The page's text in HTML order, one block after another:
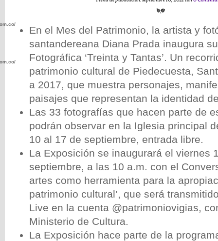
En el Mes del Patrimonio, la artista y
santandereana Diana Prada inaugura
Fotográfica ‘Treinta y Tantas’. Un
patrimonio cultural de Piedecuesta,
a 2017, que muestra personajes,
paisajes que representan la identidad
Las 33 fotografías que hacen parte de
podrán observar en la Iglesia principal
10 al 17 de septiembre, entrada libre.
La Exposición se inaugurará el viernes
septiembre, a las 10 a.m. con el
artes como herramienta para la
patrimonio cultural’, que será
Live en la cuenta @patrimoniovigias,
Ministerio de Cultura.
La Exposición hace parte de la
wp-
wp-